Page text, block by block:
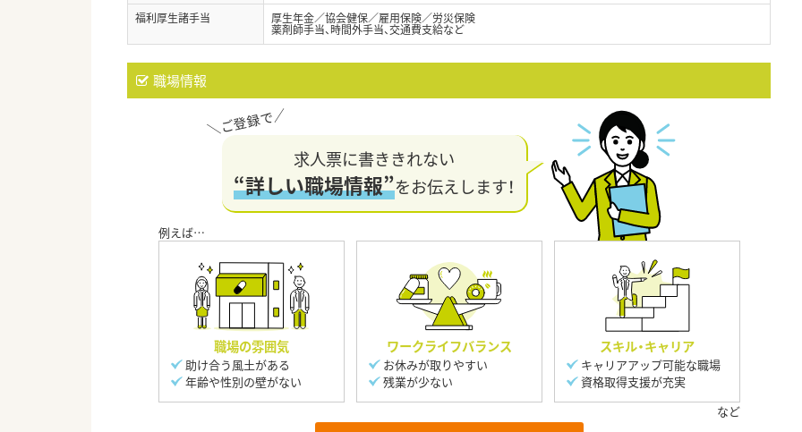
福利厚生諸手当
厚生年金／協会健保／雇用保険／労災保険
薬剤師手当、時間外手当、交通費支給など
職場情報
求人票に書ききれない
“詳しい職場情報”をお伝えします！
職場の雰囲気
助け合う風土がある
年齢や性別の壁がない
ワークライフバランス
お休みが取りやすい
残業が少ない
スキル・キャリア
キャリアアップ可能な職場
資格取得支援が充実